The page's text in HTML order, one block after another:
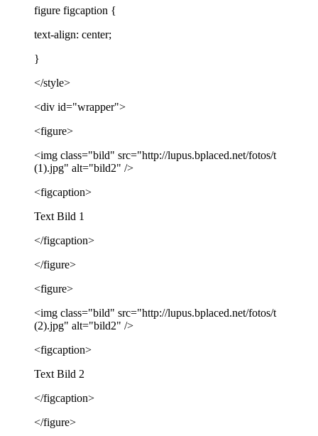
figure figcaption {
text-align: center;
}
</style>
<div id="wrapper">
<figure>
<img class="bild" src="http://lupus.bplaced.net/fotos/t
(1).jpg" alt="bild2" />
<figcaption>
Text Bild 1
</figcaption>
</figure>
<figure>
<img class="bild" src="http://lupus.bplaced.net/fotos/t
(2).jpg" alt="bild2" />
<figcaption>
Text Bild 2
</figcaption>
</figure>